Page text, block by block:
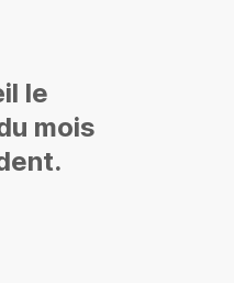
le
mois